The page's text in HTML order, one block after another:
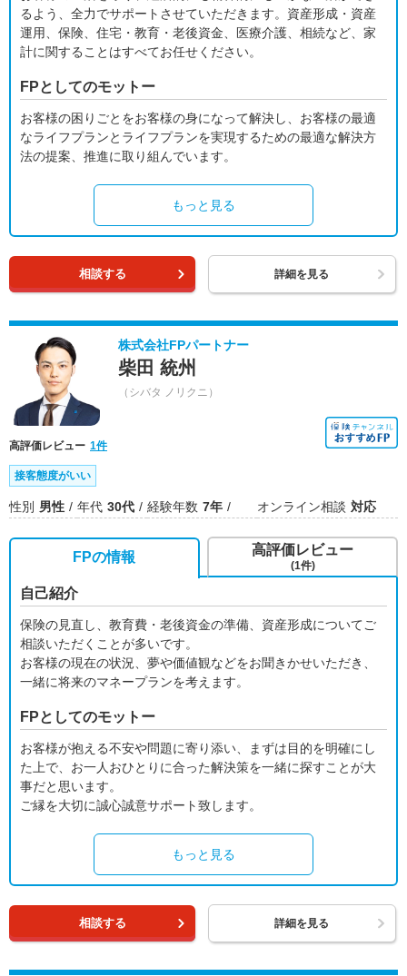
るよう、全力でサポートさせていただきます。資産形成・資産
運用、保険、住宅・教育・老後資金、医療介護、相続など、家
計に関することはすべてお任せください。
FPとしてのモットー
お客様の困りごとをお客様の身になって解決し、お客様の最適
なライフプランとライフプランを実現するための最適な解決方
法の提案、推進に取り組んでいます。
もっと見る
相談する 詳細を見る
株式会社FPパートナー
柴田 統州
（シバタ ノリクニ）
高評価レビュー 1件
接客態度がいい
性別 男性 年代 30代 経験年数 7年 オンライン相談 対応
FPの情報
自己紹介
保険の見直し、教育費・老後資金の準備、資産形成についてご
相談いただくことが多いです。
お客様の現在の状況、夢や価値観などをお聞きかせいただき、
一緒に将来のマネープランを考えます。
FPとしてのモットー
お客様が抱える不安や問題に寄り添い、まずは目的を明確にし
た上で、お一人おひとりに合った解決策を一緒に探すことが大
事だと思います。
ご縁を大切に誠心誠意サポート致します。
もっと見る
高評価レビュー
(1件)
相談する 詳細を見る